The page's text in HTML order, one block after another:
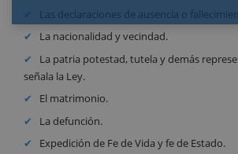
Las declaraciones de ausencia o
La nacionalidad y vecindad.
La patria potestad, tutela y demás
señala la Ley.
El matrimonio.
La defunción.
Expedición de Fe de Vida y fe de Estado.